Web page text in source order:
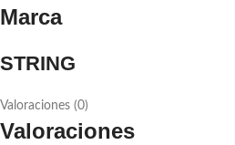
Marca
STRING
Valoraciones (0)
Valoraciones